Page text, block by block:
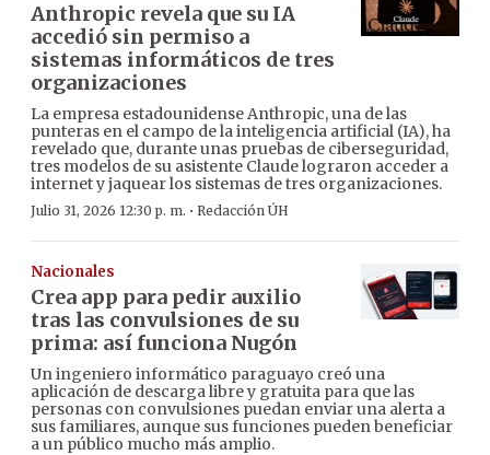
Anthropic revela que su IA
accedió sin permiso a
sistemas informáticos de tres
organizaciones
La empresa estadounidense Anthropic, una de las
punteras en el campo de la inteligencia artificial (IA), ha
revelado que, durante unas pruebas de ciberseguridad,
tres modelos de su asistente Claude lograron acceder a
internet y jaquear los sistemas de tres organizaciones.
Julio 31, 2026 12:30 p. m. · Redacción ÚH
Nacionales
Crea app para pedir auxilio
tras las convulsiones de su
prima: así funciona Nugón
Un ingeniero informático paraguayo creó una
aplicación de descarga libre y gratuita para que las
personas con convulsiones puedan enviar una alerta a
sus familiares, aunque sus funciones pueden beneficiar
a un público mucho más amplio.